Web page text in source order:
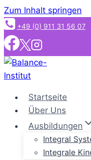
Zum Inhalt springen
+49 (0) 911 31 56 07
Startseite
Über Uns
Ausbildungen
Integral
Integrale